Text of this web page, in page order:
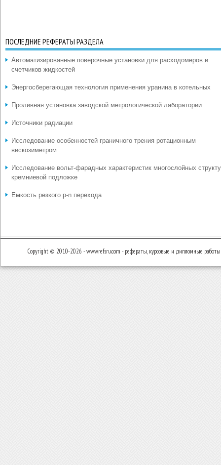
ПОСЛЕДНИЕ РЕФЕРАТЫ РАЗДЕЛА
Автоматизированные поверочные установки для расходомеров и
счетчиков жидкостей
Энергосберегающая технология применения уранина в котельных
Проливная установка заводской метрологической лаборатории
Источники радиации
Исследование особенностей граничного трения ротационным
вискозиметром
Исследование вольт-фарадных характеристик многослойных
кремниевой подложке
Емкость резкого p-n перехода
Copyright © 2010-2026 - www.refsru.com - рефераты, курсовые и дипломные работы